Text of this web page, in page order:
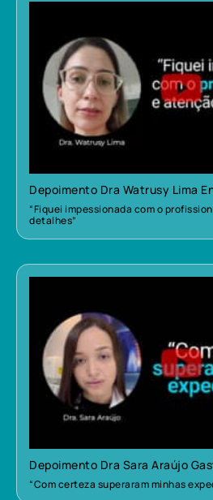
Depoimento Dra Watrusy Lima
“Fiquei impessionada com o
detalhes”
Depoimento Dra Sara Araújo
“Com certeza superaram minhas